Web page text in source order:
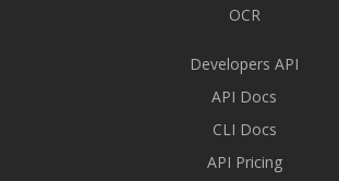
OCR
Developers API
API Docs
CLI Docs
API Pricing